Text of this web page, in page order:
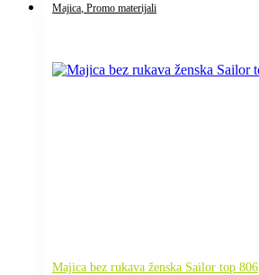
Majica, Promo materijali
Majica bez rukava ženska Sailor top 806